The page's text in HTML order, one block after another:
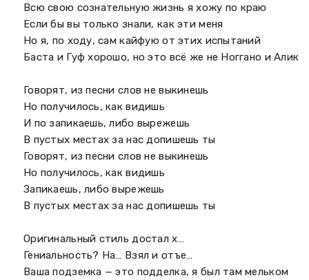
Всю свою сознательную жизнь я хожу по краю
Если бы вы только знали, как эти меня
Но я, по ходу, сам кайфую от этих испытаний
Баста и Гуф хорошо, но это всё же не Ноггано и Алик
Говорят, из песни слов не выкинешь
Но получилось, как видишь
И по запикаешь, либо вырежешь
В пустых местах за нас допишешь ты
Говорят, из песни слов не выкинешь
Но получилось, как видишь
Запикаешь, либо вырежешь
В пустых местах за нас допишешь ты
Оригинальный стиль достал х…
Гениальность? На… Взял и отъе…
Ваша подземка — это подделка, я был там мельком